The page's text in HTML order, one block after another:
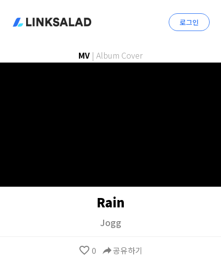
로그인
MV | Album Cover
Rain
Jogg
favorite_border 0 reply공유하기